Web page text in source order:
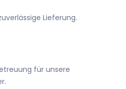
Lieferung.
für unsere